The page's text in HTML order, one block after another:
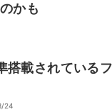
かも
載されている
24